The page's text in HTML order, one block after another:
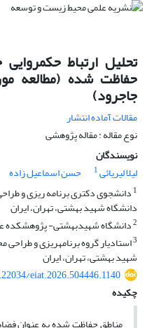
تحلیل ارتباط
حفاظت شده (مطالعه
جاجرود)
مقالات آماده انتشار
نوع مقاله : مقاله پژوهشی
نویسندگان
لیلا لیریائی1 حسن اسماعیل زاده
1 دانشجوی دکتری برنامه‏ ریزی و
دانشگاه شهید بهشتی، تهران، ایران
2دانشگاه شهیدبهشتی- پژوهشکده
3استادیار گروه برنامه‏ریزی و
شهید بهشتی، تهران، ایران
eiat.2026.504446.1140
چکیده